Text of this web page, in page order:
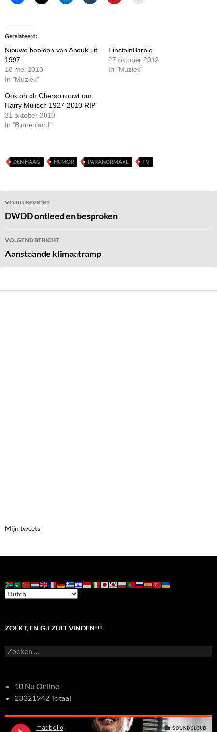
Gerelateerd
Nieuwe beelden van Anouk uit
1997
18 mei 2013
In "Muziek"
EinsteinBarbie
27 oktober 2012
In "Muziek"
Ook oh oh Cherso rouwt om
Harry Mulisch 1927-2010 RIP
31 oktober 2010
In "Binnenland"
DEN HAAG HUMOR PARANORMAAL TV
Bericht
navigatie
VORIG BERICHT
DWDD ontleed en besproken
VOLGEND BERICHT
Aanstaande klimaatramp
Mijn tweets
ZOEKT, EN GIJ ZULT VINDEN!!!
Zoeken
naar:
10 Nu Online
23321942 Totaal